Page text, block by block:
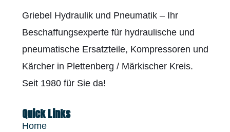
Quick Links
Home
Griebel Hydraulik und Pneumatik – Ihr
Beschaffungsexperte für hydraulische und
pneumatische Ersatzteile, Kompressoren und
Kärcher in Plettenberg / Märkischer Kreis.
Seit 1980 für Sie da!